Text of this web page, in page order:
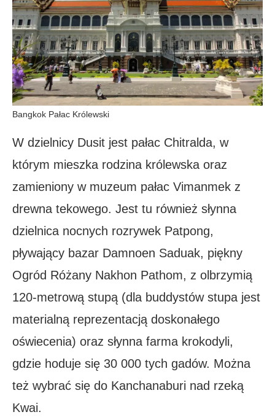
Bangkok Pałac Królewski
W dzielnicy Dusit jest pałac Chitralda, w
którym mieszka rodzina królewska oraz
zamieniony w muzeum pałac Vimanmek z
drewna tekowego. Jest tu również słynna
dzielnica nocnych rozrywek Patpong,
pływający bazar Damnoen Saduak, piękny
Ogród Różany Nakhon Pathom, z olbrzymią
120-metrową stupą (dla buddystów stupa jest
materialną reprezentacją doskonałego
oświecenia) oraz słynna farma krokodyli,
gdzie hoduje się 30 000 tych gadów. Można
też wybrać się do Kanchanaburi nad rzeką
Kwai.